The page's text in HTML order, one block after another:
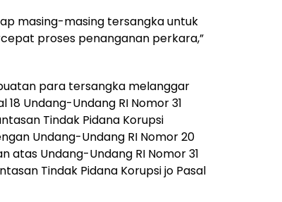
masing-masing tersangka untuk
proses penanganan perkara,”
para tersangka melanggar
18 Undang-Undang RI Nomor 31
Tindak Pidana Korupsi
Undang-Undang RI Nomor 20
atas Undang-Undang RI Nomor 31
Tindak Pidana Korupsi jo Pasal